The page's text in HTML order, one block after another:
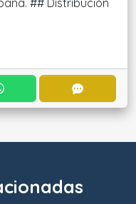
## Distribución
CONTACTAR POR